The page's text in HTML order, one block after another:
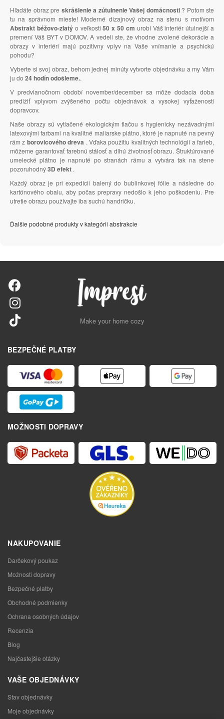
Hľadáte obraz pre skrášlenie a zútulnenie Vašej domácnosti ? Potom ste
tu na správnom mieste! Moderné dizajnový obraz na stenu s motívom
Abstrakt béžovo-zlatýo veľkosti50 x 50 cm urobí Váš interiér útulnejší a
premení Váš BYT v DOMOV. A vedeli ste, že vhodne zvolené dekorácie a
obrazy v interiéri majú pozitívny vplyv na Vaše vnímanie a psychickú
pohodu?
Vyberte si svoj obraz, behom jednej minúty vytvorte objednávku a my Vám
ju do 24 hodín odošleme..
V predvianočnom období november/december sa môže dodacia doba
predlžiť vplyvom zvýšeného počtu objednávok a vysokej vyťaženosti
dopravcov.
Naše obrazy sú vytlačené ekologickým tlačou s hygienicky nezávadnými
latexovými farbami na kvalitné maliarske plátno, ktoré je napnuté na pevný
rám z borovicového dreva . Vďaka použitiu kvalitných technológií a farieb,
môžeme garantovať farebnú stálosť a dlhú životnosť obrazu. Štruktúrované
umelecké plátno je napnuté po stranách rámu a vytvára tak na stene
pozoruhodný3D efekt .
Každý obraz je pri expedícii balený do bublinkovej fólie a následne do
kartónového obalu, aby počas prepravy nedošlo k jeho poškodeniu. Pre
utretie obrazu používajte iba suchú handričku.
Ďalšie podobné produkty v kategórii abstrakcie
Make your home cozy
BEZPEČNÉ PLATBY
MOŽNOSTI DOPRAVY
NAKUPOVANIE
Darčekový poukaz
Možnosti dopravy
Bezpečné platby
Obchodné podmienky
Ochrana osobných údajov
Recenzia
Blog
Najčastejšie otázky
VAŠE OBJEDNÁVKY
Stav objednávky
Moje objednávky